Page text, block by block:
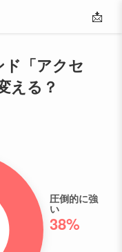
📩
「アクセ
える？
圧倒的に強
い
38%